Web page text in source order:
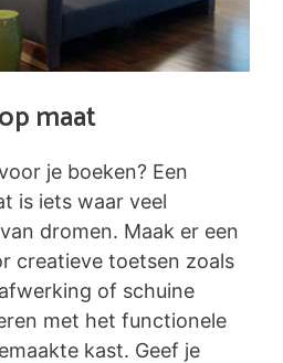
maat
je boeken? Een
is iets waar veel
dromen. Maak er een
creatieve toetsen zoals
of schuine
met het functionele
kast. Geef je